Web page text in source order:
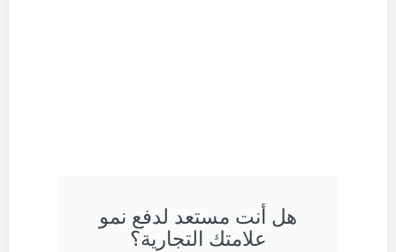
هل أنت مستعد لدفع نمو
علامتك التجارية؟